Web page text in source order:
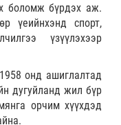
боломж бүрдэх аж.
үеийнхэнд спорт,
үзүүлэхээр
онд ашиглалтад
дугуйланд жил бүр
орчим хүүхдэд